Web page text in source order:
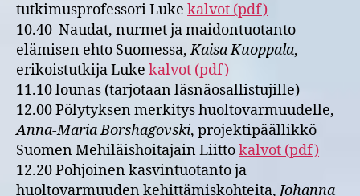
tutkimusprofessori Luke kalvot (pdf)
10.40 Naudat, nurmet ja maidontuotanto –
elämisen ehto Suomessa,Kaisa Kuoppala,
erikoistutkija Luke kalvot (pdf)
11.10 lounas (tarjotaan läsnäosallistujille)
12.00 Pölytyksen merkitys huoltovarmuudelle,
Anna-Maria Borshagovski, projektipäällikkö
Suomen Mehiläishoitajain Liittokalvot (pdf)
12.20 Pohjoinen kasvintuotanto ja
huoltovarmuuden kehittämiskohteita, Johanna